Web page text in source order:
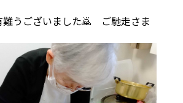
難うございました🙇 ご馳走さま